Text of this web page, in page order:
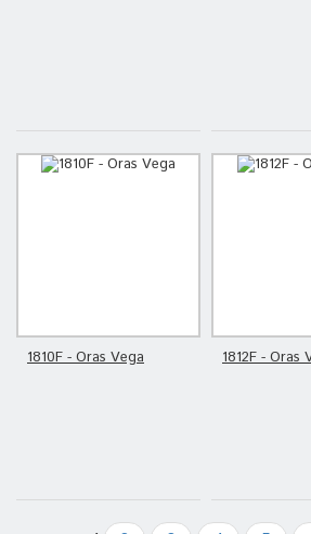
1810F - Oras Vega 1812F - Oras